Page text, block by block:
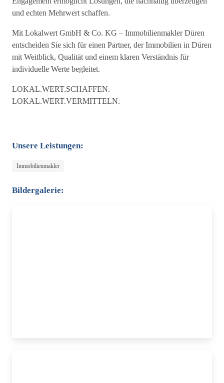
und echten Mehrwert schaffen.
Mit Lokalwert GmbH & Co. KG – Immobilienmakler Düren
entscheiden Sie sich für einen Partner, der Immobilien in Düren
mit Weitblick, Qualität und einem klaren Verständnis für
individuelle Werte begleitet.
LOKAL.WERT.SCHAFFEN.
LOKAL.WERT.VERMITTELN.
Unsere Leistungen:
Immobilienmakler
Bildergalerie: